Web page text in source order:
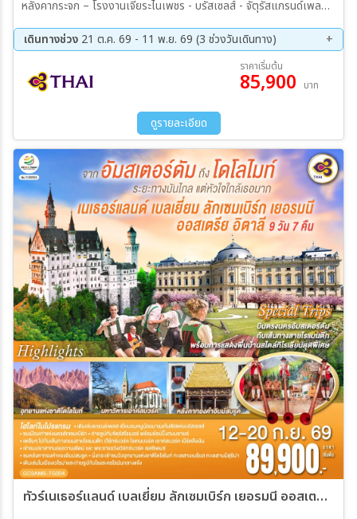
หลังคากระจก – โรงงานเจียระไนเพชร - บรัสเซลส์ - จัตุรัสแกรนด์เพลส -
บวร์ค - สะพานเก่าอัลเทอไมน์ - เข้าชมพระราชวังเวิร์ทซ์บวร์ค เรสซิเดนซ์ -
โรเทนบวร์ค ออบ เดอร์ เทาเบอร์ – เพลินไลน์ - ดิงเคิลส์บูล – เนิร์ดลิง
เงิน - เอาคส์บวร์ค – มหาวิหารเอาค์สบวร์ค - เข้าชมโบสถ์วิสเคียร์เชอ –
โฮเฮนชวานเกา - เข้าชมปราสาทนอยชวานสไตน์ – ฟุสเซ่น - เคมพ์เทิน –
สะพานไม้ชาเปล - ซุก – ร้านช่างทอง - ซูริค
เดินทางช่วง 21 ต.ค. 69 - 11 พ.ย. 69 (3 ช่วงวันเดินทาง)
28 ต.ค. 69 - 04 พ.ย. 69
04 พ.ย. 69 - 11 พ.ย. 69
ราคาเริ่มต้น
85,900 บาท
ดูรายละเอียด
ทัวร์เนเธอร์แลนด์ เบลเยี่ยม ลักเซมเบิร์ก เยอรมนี ออสเตรีย อิตาลี จากอัมสเตอร์ดัมถึงโดโลไมท์ ระยะทางมันไกล แต่หัวใจใกล้เธอมาก 9วัน 7คืน (TG)